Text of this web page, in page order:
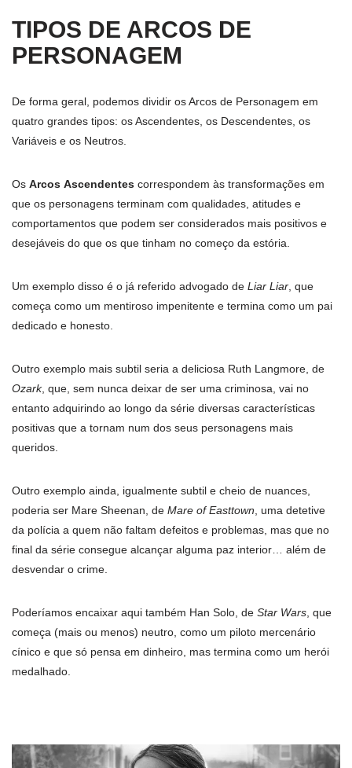
TIPOS DE ARCOS DE
PERSONAGEM
De forma geral, podemos dividir os Arcos de Personagem em
quatro grandes tipos: os Ascendentes, os Descendentes, os
Variáveis e os Neutros.
Os Arcos Ascendentes correspondem às transformações em
que os personagens terminam com qualidades, atitudes e
comportamentos que podem ser considerados mais positivos e
desejáveis do que os que tinham no começo da estória.
Um exemplo disso é o já referido advogado de Liar Liar, que
começa como um mentiroso impenitente e termina como um pai
dedicado e honesto.
Outro exemplo mais subtil seria a deliciosa Ruth Langmore, de
Ozark, que, sem nunca deixar de ser uma criminosa, vai no
entanto adquirindo ao longo da série diversas características
positivas que a tornam num dos seus personagens mais
queridos.
Outro exemplo ainda, igualmente subtil e cheio de nuances,
poderia ser Mare Sheenan, de Mare of Easttown, uma detetive
da polícia a quem não faltam defeitos e problemas, mas que no
final da série consegue alcançar alguma paz interior… além de
desvendar o crime.
Poderíamos encaixar aqui também Han Solo, de Star Wars, que
começa (mais ou menos) neutro, como um piloto mercenário
cínico e que só pensa em dinheiro, mas termina como um herói
medalhado.